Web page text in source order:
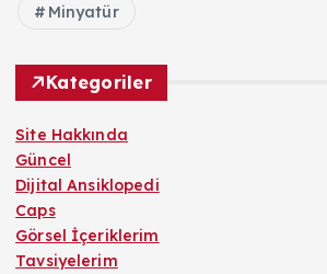
Minyatür
Kategoriler
Site Hakkında
Güncel
Dijital Ansiklopedi
Caps
Görsel İçeriklerim
Tavsiyelerim